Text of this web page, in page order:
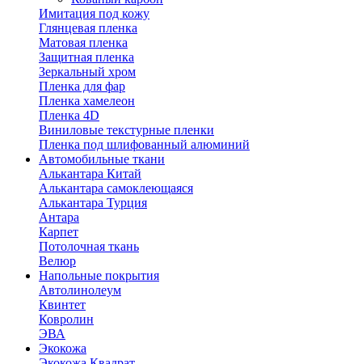
Имитация под кожу
Глянцевая пленка
Матовая пленка
Защитная пленка
Зеркальный хром
Пленка для фар
Пленка хамелеон
Пленка 4D
Виниловые текстурные пленки
Пленка под шлифованный алюминий
Автомобильные ткани
Алькантара Китай
Алькантара самоклеющаяся
Алькантара Турция
Антара
Карпет
Потолочная ткань
Велюр
Напольные покрытия
Автолинолеум
Квинтет
Ковролин
ЭВА
Экокожа